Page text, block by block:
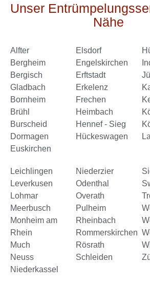
Unser
Nähe
Alfter
Bergheim
Bergisch
Gladbach
Bornheim
Brühl
Burscheid
Dormagen
Euskirchen
Elsdorf
Engelskirchen
Erftstadt
Erkelenz
Frechen
Heimbach
Hennef - Sieg
Hückeswagen
Leichlingen
Leverkusen
Lohmar
Meerbusch
Monheim am
Rhein
Much
Neuss
Niederkassel
Niederzier
Odenthal
Overath
Pulheim
Rheinbach
Rommerskirchen
Rösrath
Schleiden